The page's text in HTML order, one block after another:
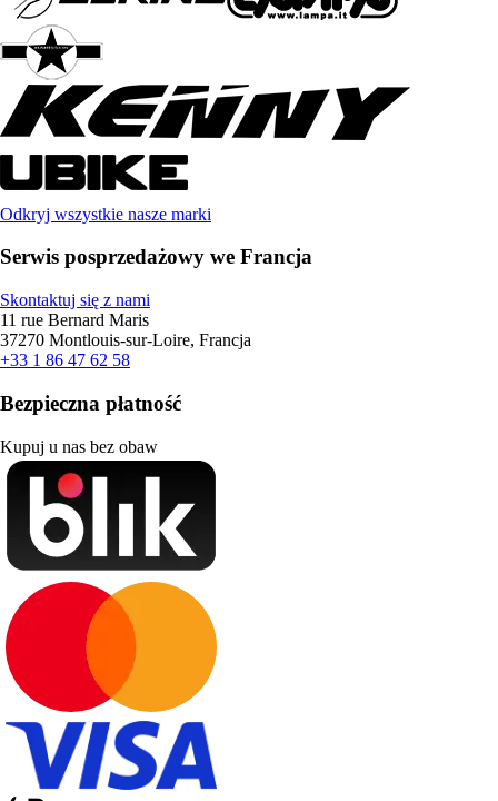
Odkryj wszystkie nasze marki
Serwis posprzedażowy we Francja
Skontaktuj się z nami
11 rue Bernard Maris
37270 Montlouis-sur-Loire, Francja
+33 1 86 47 62 58
Bezpieczna płatność
Kupuj u nas bez obaw